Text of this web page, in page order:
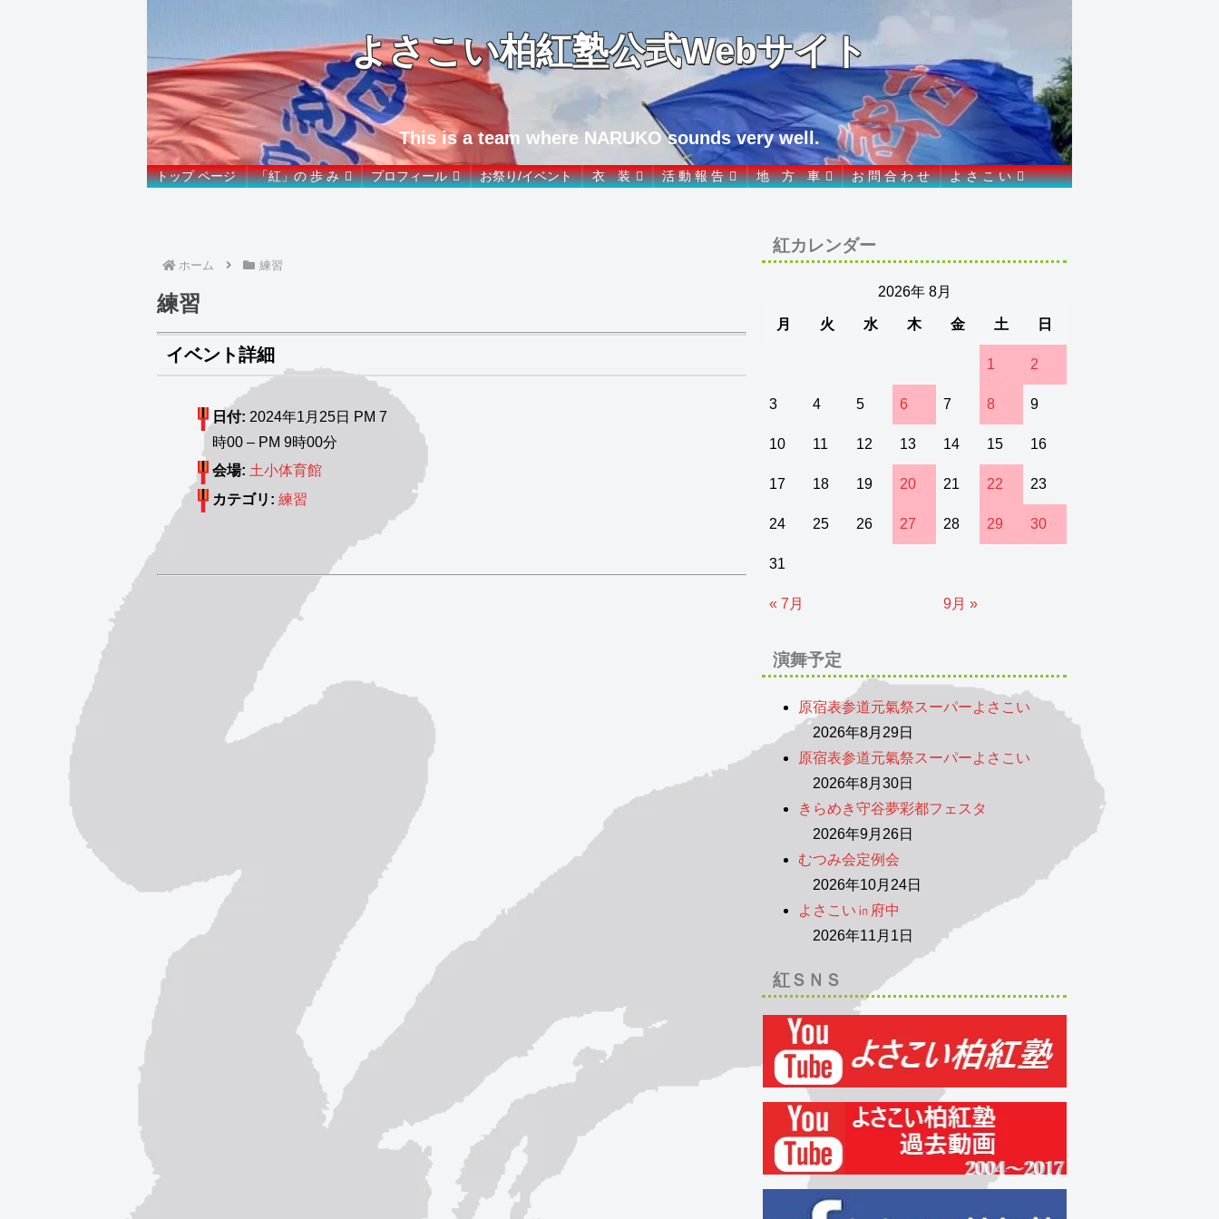
よさこい柏紅塾公式Webサイト
This is a team where NARUKO sounds very well.
トップ ページ 「紅」の 歩 み プロフィール お祭り/イベント 衣 装 活 動 報 告 地 方 車 お 問 合 わ せ よ さ こ い
ホーム 練習
練習
イベント詳細
日付: 2024年1月25日 PM 7
時00 – PM 9時00分
会場: 土小体育館
カテゴリ: 練習
紅カレンダー
2026年 8月
月 火 水 木 金 土 日
1 2
3 4 5 6 7 8 9
10 11 12 13 14 15 16
17 18 19 20 21 22 23
24 25 26 27 28 29 30
31
« 7月 9月 »
演舞予定
原宿表参道元氣祭スーパーよさこい
2026年8月29日
原宿表参道元氣祭スーパーよさこい
2026年8月30日
きらめき守谷夢彩都フェスタ
2026年9月26日
むつみ会定例会
2026年10月24日
よさこい㏌府中
2026年11月1日
紅ＳＮＳ